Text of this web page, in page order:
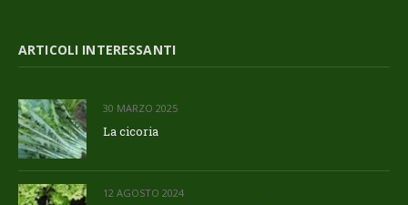
ARTICOLI INTERESSANTI
30 MARZO 2025
La cicoria
12 AGOSTO 2024